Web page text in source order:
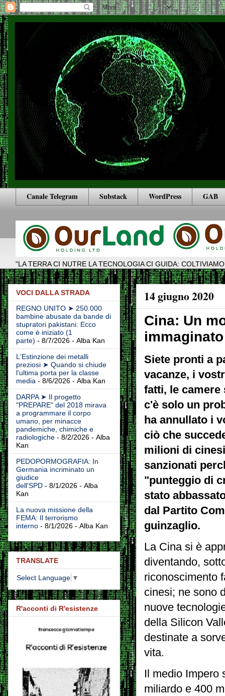
Canale Telegram Substack WordPress GAB
"LA TERRA CI NUTRE LA TECNOLOGIA CI GUIDA:
14 giugno 2020
Cina: Un
immaginato
Siete pronti a
vacanze, i
fatti, le camere
c'è solo un
ha annullato i
ciò che
milioni di
sanzionati
"punteggio di
stato
dal Partito
guinzaglio.
La Cina si è
diventando,
riconoscimento
cinesi; ne sono
nuove
della Silicon
destinate a
vita.
Il medio Impero
miliardo e 400
VOCI DALLA STRADA
REGNO UNITO ➤ 250.000
bambine abusate da bande di
stupratori pakistani: Ecco
come è iniziato (1
parte) - 8/7/2026 - Alba Kan
L'Estinzione dei metalli
preziosi ➤ Quando si chiude
l'ultima porta per la classe
media - 8/6/2026 - Alba Kan
DARPA ➤ Il progetto
"PREPARE" del 2018 mirava
a programmare il corpo
umano, per minacce
pandemiche, chimiche e
radiologiche - 8/2/2026 - Alba
Kan
PEDOPORMOGRAFIA: In
Germania incriminato un
giudice
dell'SPD - 8/1/2026 - Alba
Kan
La nuova missione della
FEMA: Il terrorismo
interno - 8/1/2026 - Alba Kan
TRANSLATE
Select Language ▼
R'acconti di R'esistenze